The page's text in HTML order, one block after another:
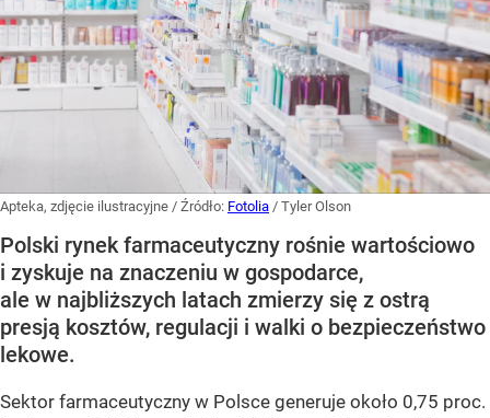
Apteka, zdjęcie ilustracyjne / Źródło: Fotolia / Tyler Olson
Polski rynek farmaceutyczny rośnie wartościowo
i zyskuje na znaczeniu w gospodarce,
ale w najbliższych latach zmierzy się z ostrą
presją kosztów, regulacji i walki o bezpieczeństwo
lekowe.
Sektor farmaceutyczny w Polsce generuje około 0,75 proc.